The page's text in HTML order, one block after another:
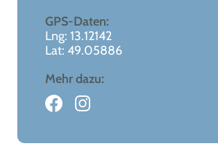
GPS-Daten:
Lng: 13.12142
Lat: 49.05886
Mehr dazu: